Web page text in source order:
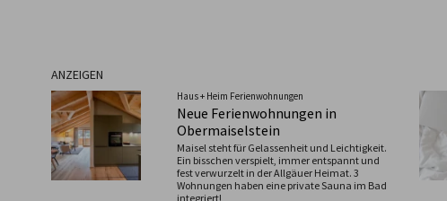
ANZEIGEN
Haus + Heim Ferienwohnungen
Neue Ferienwohnungen in
Obermaiselstein
Maisel steht für Gelassenheit und Leichtigkeit.
Ein bisschen verspielt, immer entspannt und
fest verwurzelt in der Allgäuer Heimat. 3
Wohnungen haben eine private Sauna im Bad
integriert!